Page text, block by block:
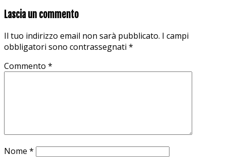
Lascia un commento
Il tuo indirizzo email non sarà pubblicato. I campi
obbligatori sono contrassegnati *
Commento *
Nome *